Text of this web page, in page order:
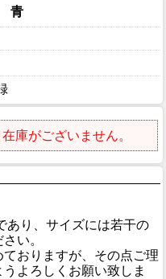
青
庫がございません。
あり、サイズには若干の
い。
おりますが、その点ご理
よろしくお願い致しま